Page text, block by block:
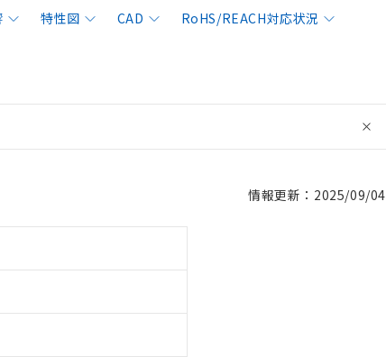
特性図 CAD
RoHS/REACH対応状況
情報更新：2025/09/04